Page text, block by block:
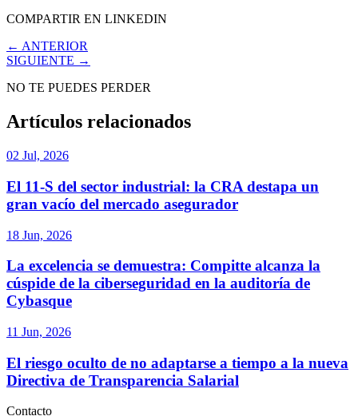
COMPARTIR EN LINKEDIN
← ANTERIOR
SIGUIENTE →
NO TE PUEDES PERDER
Artículos relacionados
02 Jul, 2026
El 11-S del sector industrial: la CRA destapa un
gran vacío del mercado asegurador
18 Jun, 2026
La excelencia se demuestra: Compitte alcanza la
cúspide de la ciberseguridad en la auditoría de
Cybasque
11 Jun, 2026
El riesgo oculto de no adaptarse a tiempo a la nueva
Directiva de Transparencia Salarial
Contacto